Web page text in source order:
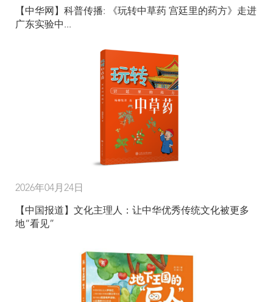
【中华网】科普传播: 《玩转中草药 宫廷里的药方》走进
广东实验中...
2026年04月24日
【中国报道】文化主理人：让中华优秀传统文化被更多
地“看见”